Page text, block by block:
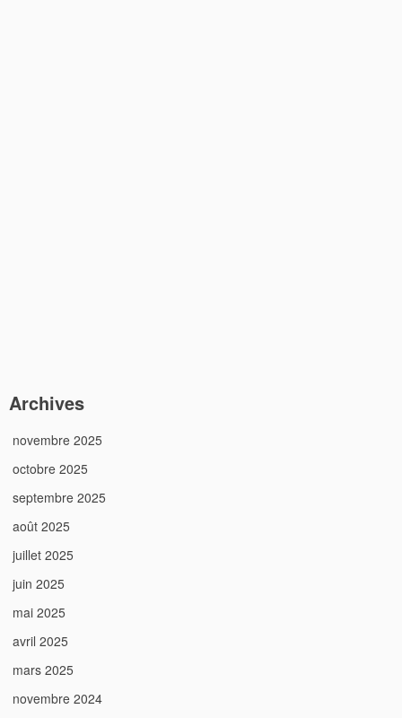
Archives
novembre 2025
octobre 2025
septembre 2025
août 2025
juillet 2025
juin 2025
mai 2025
avril 2025
mars 2025
novembre 2024